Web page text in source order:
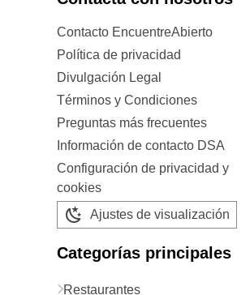
Contacto EncuentreAbierto
Política de privacidad
Divulgación Legal
Términos y Condiciones
Preguntas más frecuentes
Información de contacto DSA
Configuración de privacidad y
cookies
Ajustes de visualización
Categorías principales
Restaurantes